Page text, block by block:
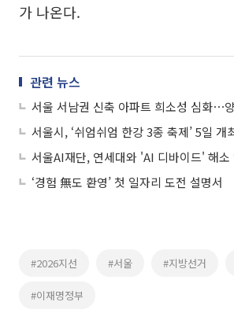
가 나온다.
관련 뉴스
‘경험 無도 환영’ 첫 일자리 도전 설명서
#2026지선 #서울 #지방선거
#이재명정부